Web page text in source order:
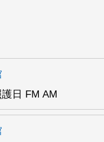
日 FM AM